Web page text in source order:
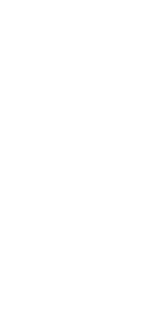
organisation från attacker med
säkerställer att alla
äldre Lightning Locker med
reglera mängden intern
i Salesforces
administratörer aktivera
omdirigeras användaren
som definierar den